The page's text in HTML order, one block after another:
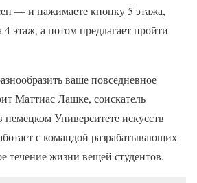
— и нажимаете кнопку 5 этажа,
этаж, а потом предлагает пройти
ваше повседневное
Маттиас Лашке, соискатель
немецком Университете искусств
с командой разрабатывающих
жизни вещей студентов.